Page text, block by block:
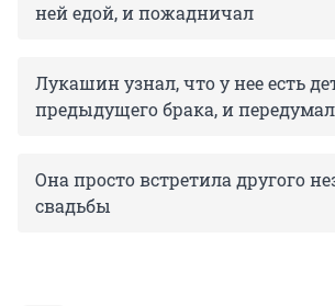
ней едой, и пожадничал
Лукашин узнал, что у нее есть
предыдущего брака, и передумал
Она просто встретила другого
свадьбы